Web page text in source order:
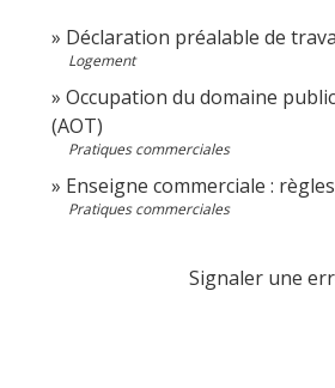
Déclaration préalable de
Logement
Occupation du domaine
(AOT)
Pratiques commerciales
Enseigne commerciale :
Pratiques commerciales
Signaler une